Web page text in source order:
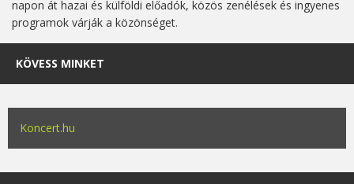
napon át hazai és külföldi előadók, közös zenélések és ingyenes
programok várják a közönséget.
KÖVESS MINKET
Koncert.hu